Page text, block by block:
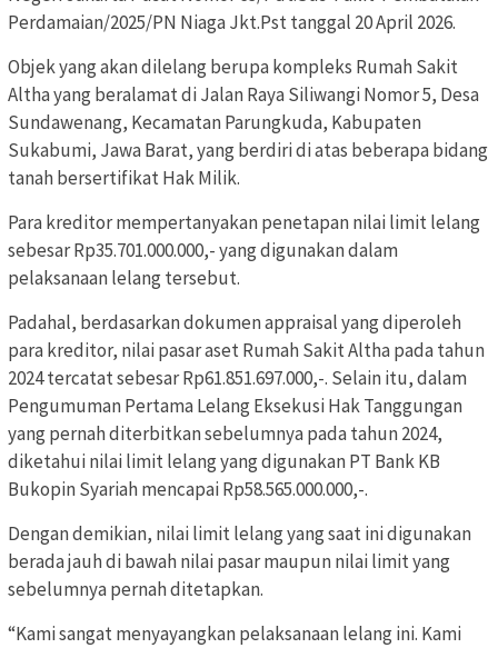
Perdamaian/2025/PN Niaga Jkt.Pst tanggal 20 April 2026.
Objek yang akan dilelang berupa kompleks Rumah Sakit
Altha yang beralamat di Jalan Raya Siliwangi Nomor 5, Desa
Sundawenang, Kecamatan Parungkuda, Kabupaten
Sukabumi, Jawa Barat, yang berdiri di atas beberapa bidang
tanah bersertifikat Hak Milik.
Para kreditor mempertanyakan penetapan nilai limit lelang
sebesar Rp35.701.000.000,- yang digunakan dalam
pelaksanaan lelang tersebut.
Padahal, berdasarkan dokumen appraisal yang diperoleh
para kreditor, nilai pasar aset Rumah Sakit Altha pada tahun
2024 tercatat sebesar Rp61.851.697.000,-. Selain itu, dalam
Pengumuman Pertama Lelang Eksekusi Hak Tanggungan
yang pernah diterbitkan sebelumnya pada tahun 2024,
diketahui nilai limit lelang yang digunakan PT Bank KB
Bukopin Syariah mencapai Rp58.565.000.000,-.
Dengan demikian, nilai limit lelang yang saat ini digunakan
berada jauh di bawah nilai pasar maupun nilai limit yang
sebelumnya pernah ditetapkan.
“Kami sangat menyayangkan pelaksanaan lelang ini. Kami